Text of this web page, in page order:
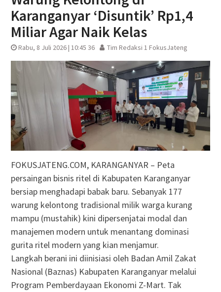
Karanganyar ‘Disuntik’ Rp1,4
Miliar Agar Naik Kelas
Rabu, 8 Juli 2026 | 10:45 36 Tim Redaksi 1 FokusJateng
FOKUSJATENG.COM, KARANGANYAR – Peta
persaingan bisnis ritel di Kabupaten Karanganyar
bersiap menghadapi babak baru. Sebanyak 177
warung kelontong tradisional milik warga kurang
mampu (mustahik) kini dipersenjatai modal dan
manajemen modern untuk menantang dominasi
gurita ritel modern yang kian menjamur.
Langkah berani ini diinisiasi oleh Badan Amil Zakat
Nasional (Baznas) Kabupaten Karanganyar melalui
Program Pemberdayaan Ekonomi Z-Mart. Tak